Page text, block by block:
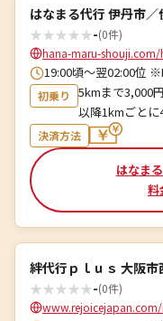
はなまる代行 伊丹市／
★★★★★-(0件)
hana-maru-
19:00頃～翌02:00位
初乗り
5kmまで3,000円
以降1kmごとに
決済方法
はなま
料
絆代行ｐｌｕｓ 大阪
★★★★★-(0件)